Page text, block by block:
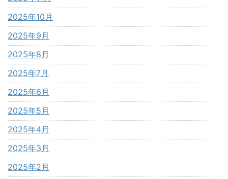
2025年10月
2025年9月
2025年8月
2025年7月
2025年6月
2025年5月
2025年4月
2025年3月
2025年2月